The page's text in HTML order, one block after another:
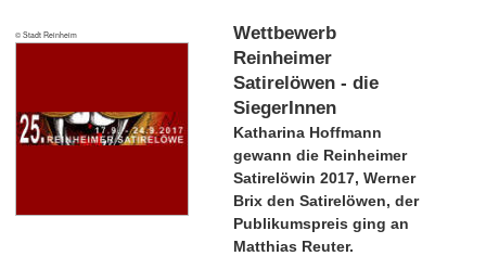
© Stadt Reinheim
Wettbewerb
Reinheimer
Satirelöwen - die
SiegerInnen
Katharina Hoffmann
gewann die Reinheimer
Satirelöwin 2017, Werner
Brix den Satirelöwen, der
Publikumspreis ging an
Matthias Reuter.